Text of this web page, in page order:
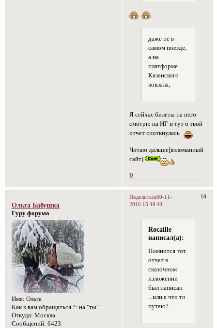
даже не в
самом поезде,
а на
платформе
Казанского
вокзала,
Я сейчас билеты на него
смотрю на НГ и тут о твой
отчет споткнулась
Читаю дальше[взломанный
сайт]
0
Поделиться 18
30-11-
2016 15:49:44
Ольга Бабушка
Гуру форума
Имя: Ольга
Как к вам обращаться ?: на "ты"
Откуда: Москва
Сообщений: 6423
Rocaille
написал(а):
Помнится тот
отчет в
сказочном
изложении
был написан
...или я что то
путаю?